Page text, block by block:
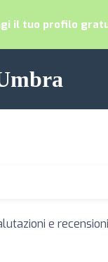
il tuo profilo
e